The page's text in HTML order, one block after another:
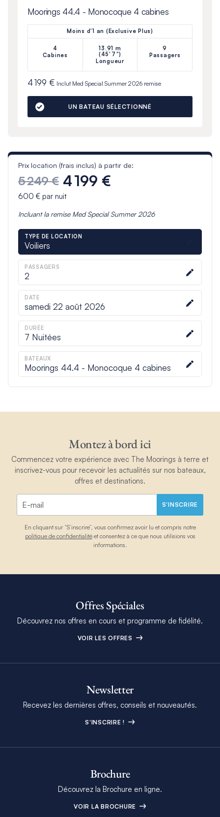
Moorings 44.4 - Monocoque 4 cabines
Moins d'1 an (Exclusive Plus)
4
Cabines
13.91 m
(45'7")
Longueur
9
Passagers
4 199 € Inclut Med Special Summer 2026remise
UN BATEAU SÉLECTIONNÉ
Prix location (frais inclus) à partir de:
5 249 € 4 199 €
600 €par nuit
Incluant la remise Med Special Summer 2026
TYPE DE LOCATION
Voiliers
PASSAGERS
2
DATE
samedi 22 août 2026
DURÉE
7 Nuitées
BATEAUX
Moorings 44.4 - Monocoque 4 cabines
Montez à bord ici
Commencez votre expérience avec The Moorings à terre et
inscrivez-vous pour recevoir les actualités sur nos bateaux,
offres et destinations.
S'INSCRIRE
En cliquant sur “S’inscrire”, vous confirmez avoir lu et compris notre
politique de confidentialitéet consentez à ce que nous utilisions vos
informations.
Offres Spéciales
Découvrez nos offres en cours et programme de fidélité.
VOIR LES OFFRES
Newsletter
Recevez les dernières offres, conseils et nouveautés.
S'INSCRIRE !
Brochure
Découvrez la Brochure en ligne.
VOIR LA BROCHURE